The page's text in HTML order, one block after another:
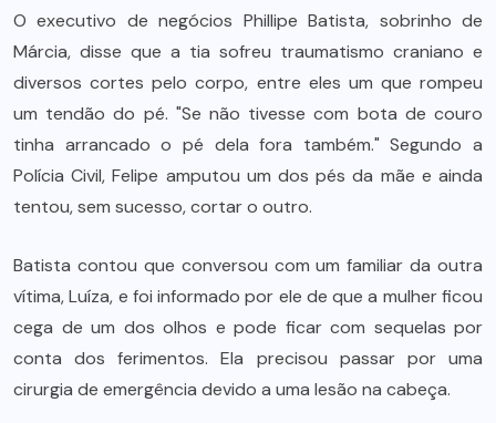
O executivo de negócios Phillipe Batista, sobrinho de
Márcia, disse que a tia sofreu traumatismo craniano e
diversos cortes pelo corpo, entre eles um que rompeu
um tendão do pé. "Se não tivesse com bota de couro
tinha arrancado o pé dela fora também." Segundo a
Polícia Civil, Felipe amputou um dos pés da mãe e ainda
tentou, sem sucesso, cortar o outro.
Batista contou que conversou com um familiar da outra
vítima, Luíza, e foi informado por ele de que a mulher ficou
cega de um dos olhos e pode ficar com sequelas por
conta dos ferimentos. Ela precisou passar por uma
cirurgia de emergência devido a uma lesão na cabeça.